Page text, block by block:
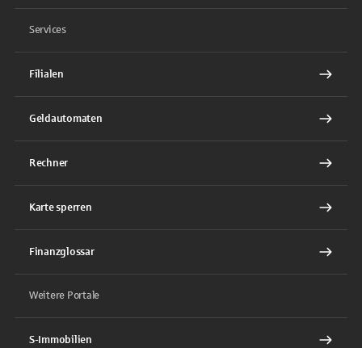
Services
Filialen
Geldautomaten
Rechner
Karte sperren
Finanzglossar
Weitere Portale
S-Immobilien